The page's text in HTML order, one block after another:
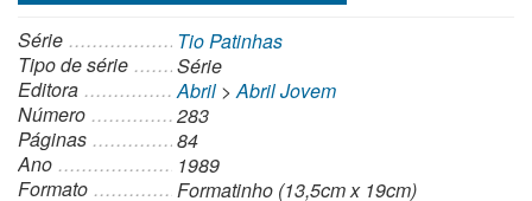
Série
Tio Patinhas
Tipo de série
Série
Editora
Abril >Abril Jovem
Número
283
Páginas
84
Ano
1989
Formato
Formatinho (13,5cm x 19cm)